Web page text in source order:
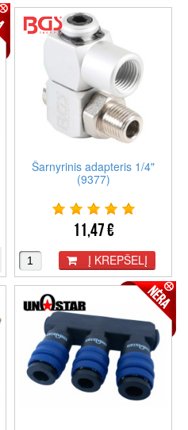
Šarnyrinis adapteris 1/4"
(9377)
11,47 €
Į KREPŠELĮ